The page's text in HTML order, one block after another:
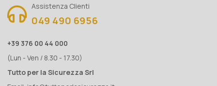
Assistenza Clienti
049 490 6956
+39 376 00 44 000
(Lun - Ven / 8.30 - 17.30)
Tutto per la Sicurezza Srl